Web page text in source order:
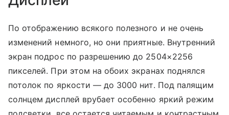
По отображению всякого полезного и не очень
изменений немного, но они приятные. Внутренний
экран подрос по разрешению до 2504×2256
пикселей. При этом на обоих экранах поднялся
потолок по яркости — до 3000 нит. Под палящим
солнцем дисплей врубает особенно яркий режим